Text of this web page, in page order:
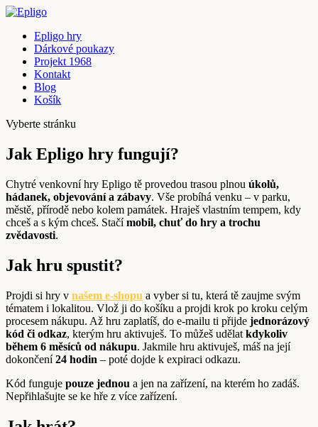
Epligo hry
Dárkové poukazy
Projekt 1968
Kontakt
Blog
Košík
Vyberte stránku
Jak Epligo hry fungují?
Chytré venkovní hry Epligo tě provedou trasou plnou úkolů,
hádanek, objevování a zábavy. Vše probíhá venku – v parku,
městě, přírodě nebo kolem památek. Hraješ vlastním tempem, kdy
chceš a s kým chceš. Stačímobil, chuť do hry a trochu
zvědavosti.
Jak hru spustit?
Projdi si hry v našem e-shopu a vyber si tu, která tě zaujme svým
tématem i lokalitou. Vlož ji do košíku a projdi krok po kroku celým
procesem nákupu. Až hru zaplatíš, do e-mailu ti přijde jednorázový
kód či odkaz, kterým hru aktivuješ. To můžeš udělat kdykoliv
během 6 měsíců od nákupu. Jakmile hru aktivuješ, máš na její
dokončení24 hodin – poté dojde k expiraci odkazu.
Kód funguje pouze jednou a jen na zařízení, na kterém ho zadáš.
Nepřihlašujte se ke hře z více zařízení.